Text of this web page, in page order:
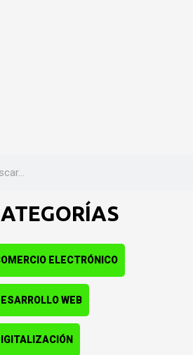
ELECTRÓNICO
WEB